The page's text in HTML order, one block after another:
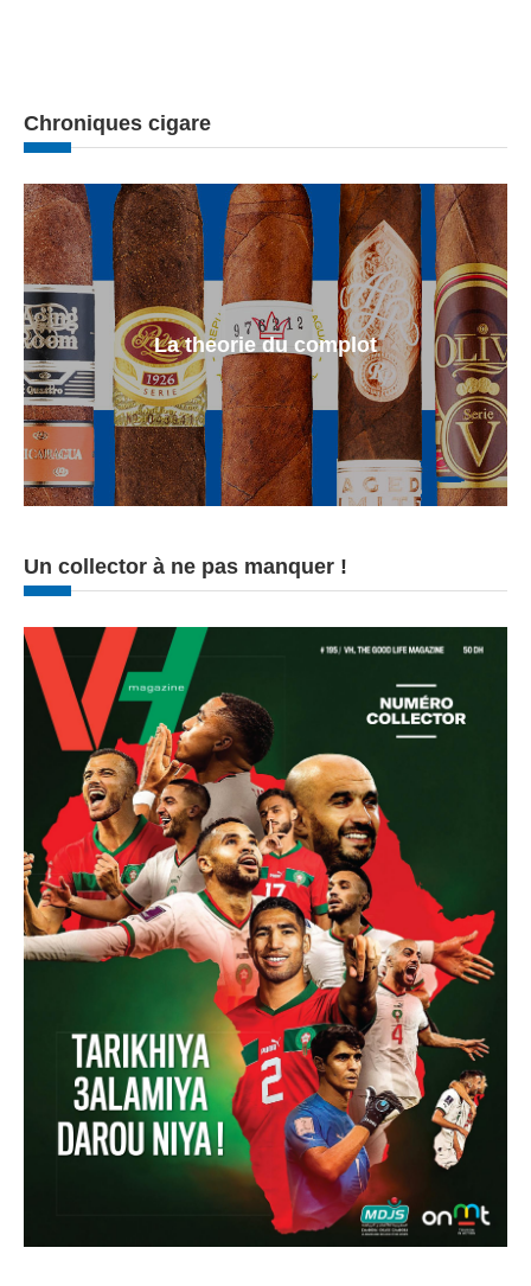
Chroniques cigare
La theorie du complot
Un collector à ne pas manquer !